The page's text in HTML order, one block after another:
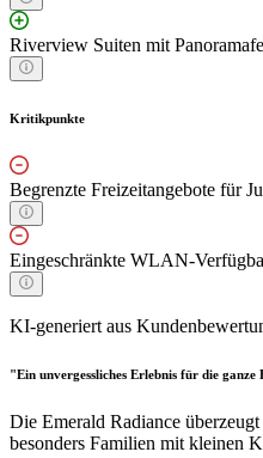
Riverview Suiten mit
Kritikpunkte
Begrenzte Freizeitangebote für
Eingeschränkte WLAN-
KI-generiert aus
"Ein unvergessliches Erlebnis für die
Die Emerald Radiance
besonders Familien mit kleinen